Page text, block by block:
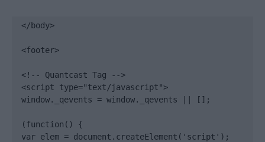
</body>
<footer>
<!-- Quantcast Tag -->
<script type="text/javascript">
window._qevents = window._qevents || [];
(function() {
var elem = document.createElement('script');